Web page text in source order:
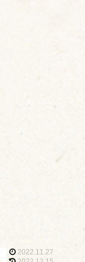
2022.11.27